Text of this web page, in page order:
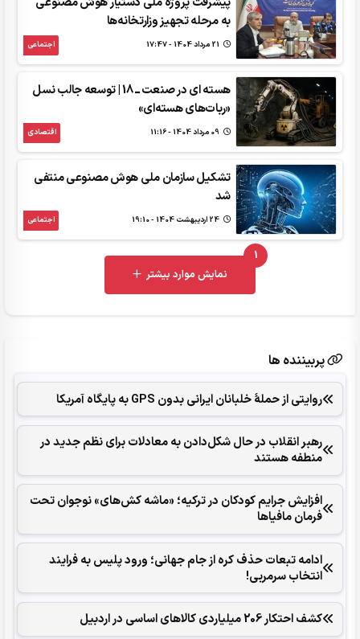
به مرحله تجهیز وزارتخانه‌ها
اجتماعی
هسته ای در صنعت ــ 18 | توسعه جالب نسل
«ربات‌های هسته‌ای»
اقتصادی
تشکیل سازمان ملی هوش مصنوعی منتفی
شد
اجتماعی
1
UNREAD MESSAGES
نمایش موارد بیشتر
پربیننده ها
روایتی از حملۀ خلبانان ایرانی بدون GPS به پایگاه آمریکا
رهبر انقلاب در حال شکل‌‌دادن به معادلات برای نظم جدید در
منطفه هستند
افزایش جرایم کودکان در ترکیه؛ «ماشه کش‌های» نوجوان تحت
فرمان مافیاها
ادامه تبعات حذف کره از جام جهانی؛ ورود پلیس به فرایند
انتخاب سرمربی!
کشف احتکار 206 میلیاردی کالاهای اساسی در اردبیل